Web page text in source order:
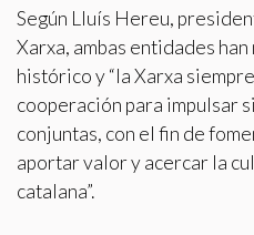
Según Lluís Hereu,
Xarxa, ambas entidades
histórico y “la Xarxa
cooperación para impulsar
conjuntas, con el fin de
aportar valor y acercar la
catalana”.
datos de uso que hacen los
guardar la información de
mejorar la calidad de
Marketing y publicidad
Estas cookies son utilizadas
sobre las preferencias y
a través de la observación